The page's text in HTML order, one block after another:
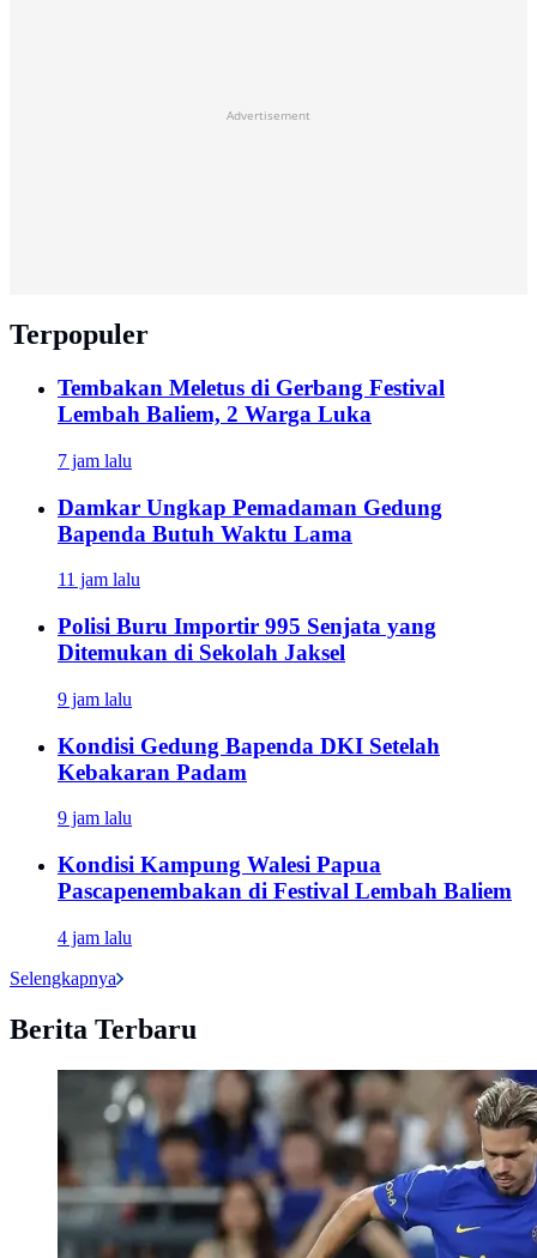
Advertisement
Terpopuler
Tembakan Meletus di Gerbang Festival
Lembah Baliem, 2 Warga Luka
7 jam lalu
Damkar Ungkap Pemadaman Gedung
Bapenda Butuh Waktu Lama
11 jam lalu
Polisi Buru Importir 995 Senjata yang
Ditemukan di Sekolah Jaksel
9 jam lalu
Kondisi Gedung Bapenda DKI Setelah
Kebakaran Padam
9 jam lalu
Kondisi Kampung Walesi Papua
Pascapenembakan di Festival Lembah Baliem
4 jam lalu
Selengkapnya
Berita Terbaru